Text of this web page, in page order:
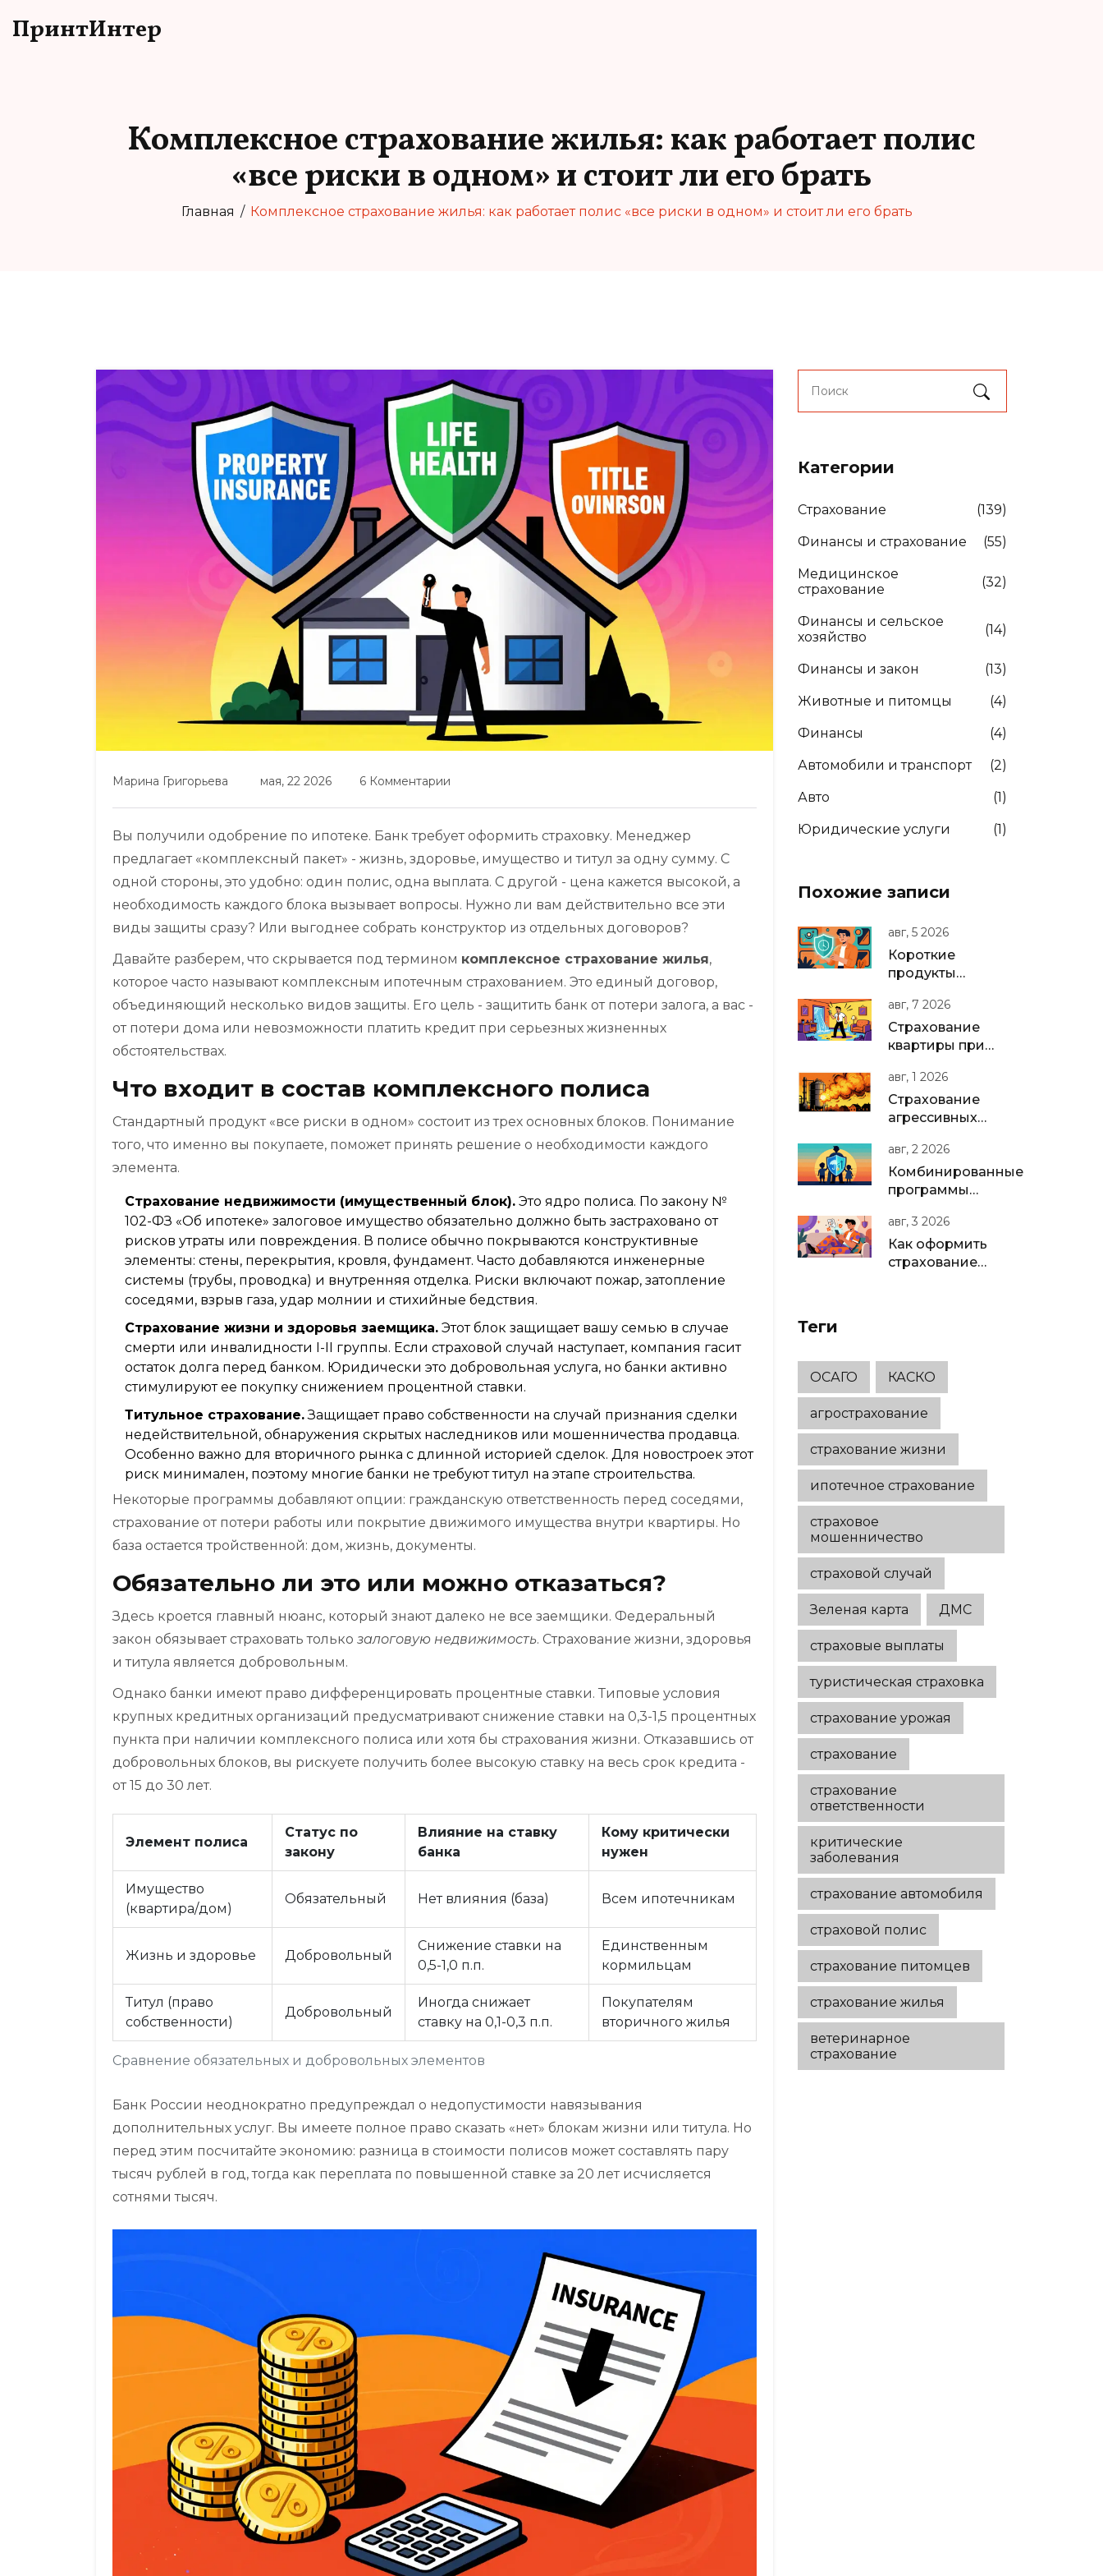
ПринтИнтер
Комплексное страхование жилья: как работает полис
«все риски в одном» и стоит ли его брать
Главная Комплексное страхование жилья: как работает полис «все риски в одном» и стоит ли его брать
Марина Григорьева мая, 22 2026 6 Комментарии
Вы получили одобрение по ипотеке. Банк требует оформить страховку. Менеджер
предлагает «комплексный пакет» - жизнь, здоровье, имущество и титул за одну сумму. С
одной стороны, это удобно: один полис, одна выплата. С другой - цена кажется высокой, а
необходимость каждого блока вызывает вопросы. Нужно ли вам действительно все эти
виды защиты сразу? Или выгоднее собрать конструктор из отдельных договоров?
Давайте разберем, что скрывается под термином комплексное страхование жилья,
которое часто называют комплексным ипотечным страхованием. Это единый договор,
объединяющий несколько видов защиты. Его цель - защитить банк от потери залога, а вас -
от потери дома или невозможности платить кредит при серьезных жизненных
обстоятельствах.
Что входит в состав комплексного полиса
Стандартный продукт «все риски в одном» состоит из трех основных блоков. Понимание
того, что именно вы покупаете, поможет принять решение о необходимости каждого
элемента.
Страхование недвижимости (имущественный блок). Это ядро полиса. По закону №
102-ФЗ «Об ипотеке» залоговое имущество обязательно должно быть застраховано от
рисков утраты или повреждения. В полисе обычно покрываются конструктивные
элементы: стены, перекрытия, кровля, фундамент. Часто добавляются инженерные
системы (трубы, проводка) и внутренняя отделка. Риски включают пожар, затопление
соседями, взрыв газа, удар молнии и стихийные бедствия.
Страхование жизни и здоровья заемщика. Этот блок защищает вашу семью в случае
смерти или инвалидности I-II группы. Если страховой случай наступает, компания гасит
остаток долга перед банком. Юридически это добровольная услуга, но банки активно
стимулируют ее покупку снижением процентной ставки.
Титульное страхование.Защищает право собственности на случай признания сделки
недействительной, обнаружения скрытых наследников или мошенничества продавца.
Особенно важно для вторичного рынка с длинной историей сделок. Для новостроек этот
риск минимален, поэтому многие банки не требуют титул на этапе строительства.
Некоторые программы добавляют опции: гражданскую ответственность перед соседями,
страхование от потери работы или покрытие движимого имущества внутри квартиры. Но
база остается тройственной: дом, жизнь, документы.
Обязательно ли это или можно отказаться?
Здесь кроется главный нюанс, который знают далеко не все заемщики. Федеральный
закон обязывает страховать только залоговую недвижимость. Страхование жизни, здоровья
и титула является добровольным.
Однако банки имеют право дифференцировать процентные ставки. Типовые условия
крупных кредитных организаций предусматривают снижение ставки на 0,3-1,5 процентных
пункта при наличии комплексного полиса или хотя бы страхования жизни. Отказавшись от
добровольных блоков, вы рискуете получить более высокую ставку на весь срок кредита -
от 15 до 30 лет.
Сравнение обязательных и добровольных элементов
Элемент полиса
Статус по
закону
Влияние на ставку
банка
Кому критически
нужен
Имущество
(квартира/дом)
Обязательный Нет влияния (база) Всем ипотечникам
Жизнь и здоровье Добровольный
Снижение ставки на
0,5-1,0 п.п.
Единственным
кормильцам
Титул (право
собственности)
Добровольный
Иногда снижает
ставку на 0,1-0,3 п.п.
Покупателям
вторичного жилья
Банк России неоднократно предупреждал о недопустимости навязывания
дополнительных услуг. Вы имеете полное право сказать «нет» блокам жизни или титула. Но
перед этим посчитайте экономию: разница в стоимости полисов может составлять пару
тысяч рублей в год, тогда как переплата по повышенной ставке за 20 лет исчисляется
сотнями тысяч.
Категории
Страхование (139)
Финансы и страхование (55)
Медицинское
страхование
(32)
Финансы и сельское
хозяйство
(14)
Финансы и закон (13)
Животные и питомцы (4)
Финансы (4)
Автомобили и транспорт (2)
Авто (1)
Юридические услуги (1)
Похожие записи
авг, 5 2026
Короткие
продукты
жизни: почему
это главный
тренд 2025-2026
авг, 7 2026
Страхование
квартиры при
защита для
арендодателя
авг, 1 2026
Страхование
агрессивных
веществ на
производстве:
полное
бизнеса в РФ
авг, 2 2026
Комбинированные
программы
жизни: как
защитить семью и
накопить капитал в
авг, 3 2026
Как оформить
страхование
Теги
ОСАГО КАСКО
агрострахование
страхование жизни
ипотечное страхование
страховое
мошенничество
страховой случай
Зеленая карта ДМС
страховые выплаты
туристическая страховка
страхование урожая
страхование
страхование
ответственности
критические
заболевания
страхование автомобиля
страховой полис
страхование питомцев
страхование жилья
ветеринарное
страхование